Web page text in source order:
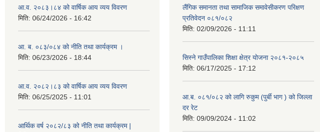
आ.व. २०८३।८४ को वार्षिक आय व्यय विवरण
मिति: 06/24/2026 - 16:42
आ. ब. ०८३/०८४ को नीति तथा कार्यक्रम ।
मिति: 06/23/2026 - 18:44
आ.व. २०८२।८३ को वार्षिक आय व्यय विवरण
मिति: 06/25/2025 - 11:01
आर्थिक वर्ष २०८२/८३ को नीति तथा कार्यक्रम |
लैंगिक समानता तथा सामाजिक समावेसीकरण परिक्षण
प्रतिवेदन ०८१/०८२
मिति: 02/09/2026 - 11:11
सिस्ने गाउँपालिका शिक्षा क्षेत्र योजना २०८१-२०८५
मिति: 06/17/2025 - 17:12
आ.ब. ०८१/०८२ को लागि रुकुम (पुर्बी भाग ) को जिल्ला
दर रेट
मिति: 09/09/2024 - 11:02